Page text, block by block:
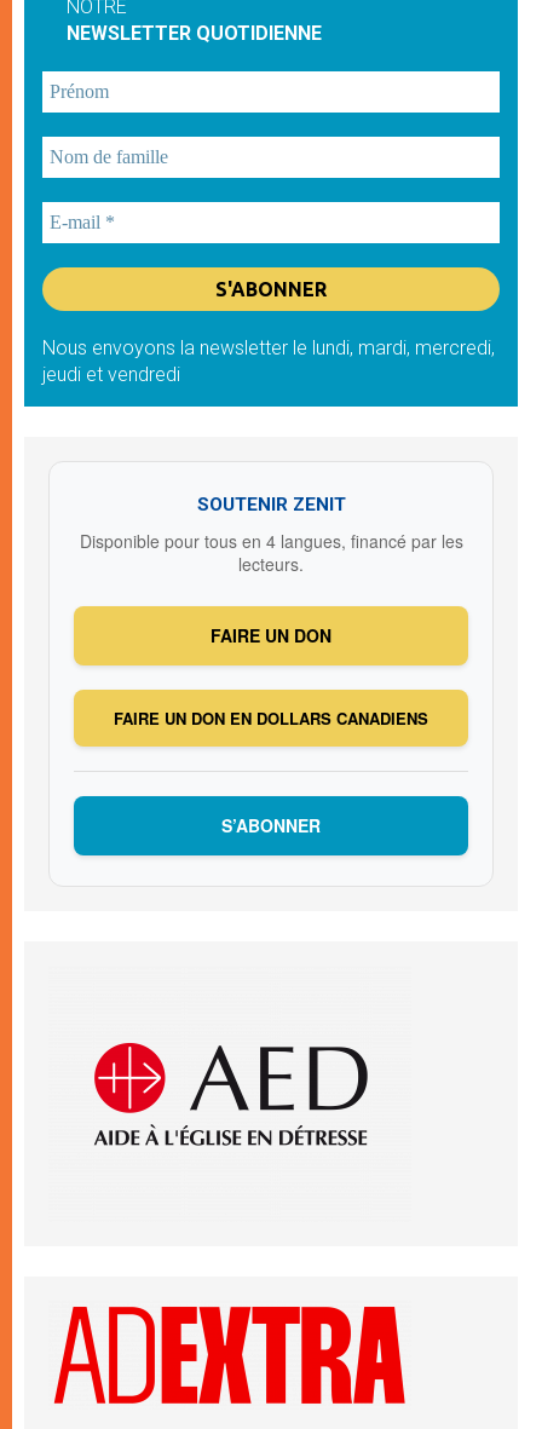
NOTRE
NEWSLETTER QUOTIDIENNE
Nous envoyons la newsletter le lundi, mardi, mercredi,
jeudi et vendredi
SOUTENIR ZENIT
Disponible pour tous en 4 langues, financé par les
lecteurs.
FAIRE UN DON
FAIRE UN DON EN DOLLARS CANADIENS
S’ABONNER